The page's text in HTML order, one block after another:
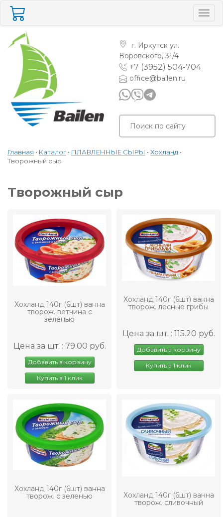
г. Иркутск ул.
Воровского, 31/4
+7 (3952) 504-704
office@bailen.ru
Главная • Каталог • ПЛАВЛЕННЫЕ СЫРЫ • Хохланд •
Творожный сыр
Творожный сыр
Хохланд 140г (6шт) ванна
творож. ветчина с
зеленью
Цена за шт. : 79.00 руб.
Добавить в корзину
Купить в 1 клик
Хохланд 140г (6шт) ванна
творож. лесные грибы
Цена за шт. : 115.20 руб.
Добавить в корзину
Купить в 1 клик
Хохланд 140г (6шт) ванна
творож. с зеленью
Хохланд 140г (6шт) ванна
творож. сливочный